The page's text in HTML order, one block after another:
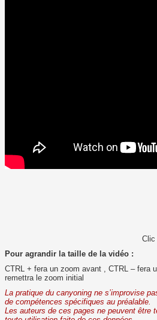
Clic
Pour agrandir la taille de la vidéo :
CTRL + fera un zoom avant , CTRL – fera
remettra le zoom initial
La pratique du canyoning ne s’improvise
de compétences spécifiques au préalable.
Les auteurs de ces pages ne peuvent être